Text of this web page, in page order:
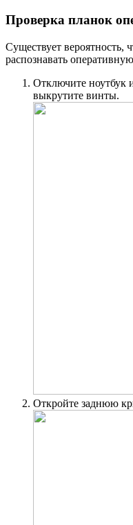
Проверка планок
Существует вероятность,
распознавать
Отключите ноутбук
выкрутите винты.
Откройте заднюю